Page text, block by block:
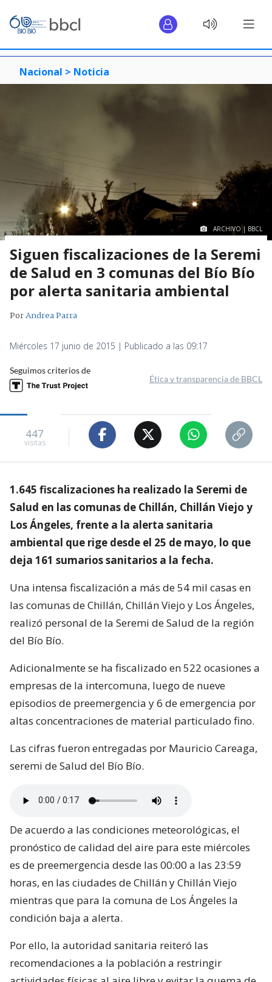
Nacional > Noticia
ARCHIVO | BBCL
Siguen fiscalizaciones de la Seremi
de Salud en 3 comunas del Bío Bío
por alerta sanitaria ambiental
PorAndrea Parra
Miércoles 17 junio de 2015 | Publicado a las 09:17
Seguimos criterios de
Ética y transparencia de BBCL
447
visitas
1.645 fiscalizaciones ha realizado la Seremi de
Salud en las comunas de Chillán, Chillán Viejo y
Los Ángeles, frente a la alerta sanitaria
ambiental que rige desde el 25 de mayo, lo que
deja 161 sumarios sanitarios a la fecha.
Una intensa fiscalización a más de 54 mil casas en
las comunas de Chillán, Chillán Viejo y Los Ángeles,
realizó personal de la Seremi de Salud de la región
del Bío Bío.
Adicionalmente se ha fiscalizado en 522 ocasiones a
empresas de la intercomuna, luego de nueve
episodios de preemergencia y 6 de emergencia por
altas concentraciones de material particulado fino.
Las cifras fueron entregadas por Mauricio Careaga,
seremi de Salud del Bío Bío.
De acuerdo a las condiciones meteorológicas, el
pronóstico de calidad del aire para este miércoles
es de preemergencia desde las 00:00 a las 23:59
horas, en las ciudades de Chillán y Chillán Viejo
mientras que para la comuna de Los Ángeles la
condición baja a alerta.
Por ello, la autoridad sanitaria reiteró las
recomendaciones a la población a restringir